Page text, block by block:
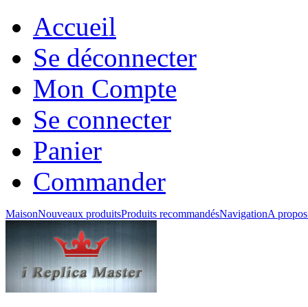
Accueil
Se déconnecter
Mon Compte
Se connecter
Panier
Commander
MaisonNouveaux produitsProduits recommandésNavigationA